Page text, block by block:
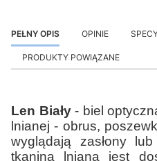
PEŁNY OPIS OPINIE
PRODUKTY POWIĄZANE
Len Biały- biel
lnianej - obrus,
wyglądają zasłony
tkanina lniana jest